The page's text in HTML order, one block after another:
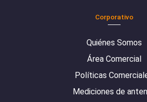
Corporativo
Quiénes Somos
Área Comercial
Políticas
Mediciones de